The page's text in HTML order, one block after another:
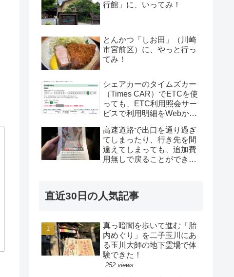
行館」に、いってみ！
とんかつ「しお田」（川崎
市宮前区）に、やっと行っ
てみ！
シェアカーのタイムズカー
（Times CAR）でETCを使
っても、ETC利用照会サー
ビスで利用明細をWebから
器で使用した際にも！
高速道路で出口を通り過ぎ
てしまったり、行き先を間
違えてしまっても、追加費
用無しで戻ることができ
直近30日の人気記事
真っ暗闇を歩いて進む「胎
内めぐり」を二子玉川にあ
る玉川大師の地下霊場で体
験できた！
252 views